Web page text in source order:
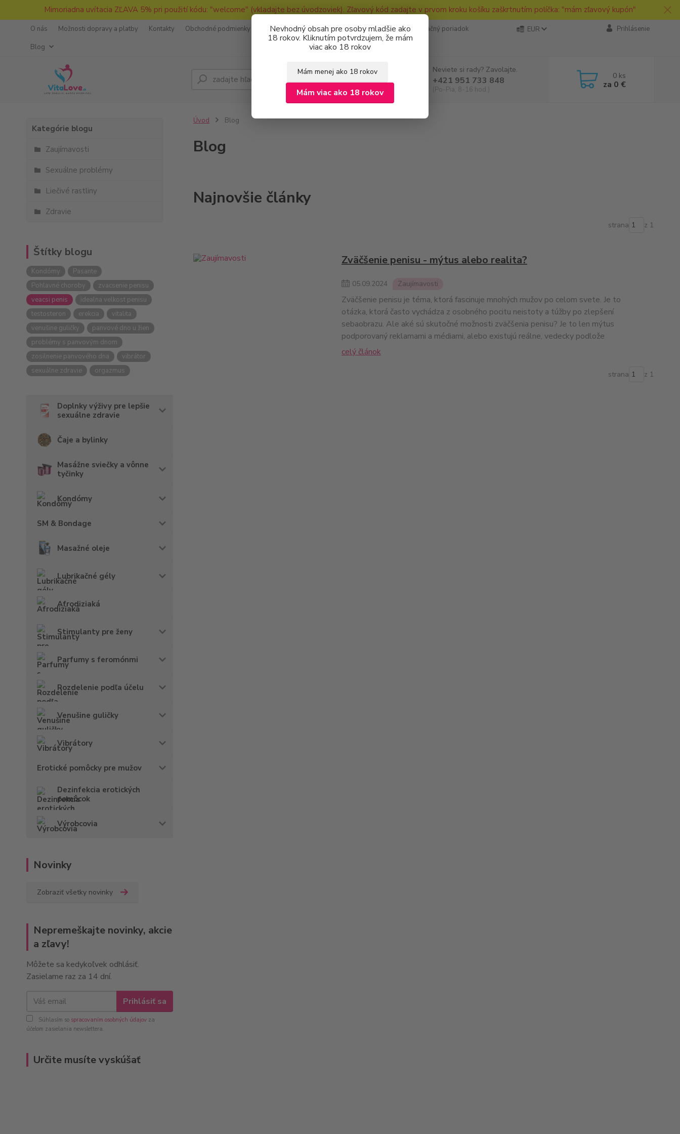
Mimoriadna uvítacia ZĽAVA 5% pri použití kódu: "welcome" (vkladajte bez úvodzoviek). Zľavový kód zadajte v prvom kroku košíku zaškrtnutím políčka: "mám zľavový kupón"
Nevhodný obsah pre osoby mladšie ako
18 rokov. Kliknutím potvrdzujem, že mám
viac ako 18 rokov
Mám menej ako 18 rokov
Mám viac ako 18 rokov
O nás Možnosti dopravy a platby Kontakty Obchodné podmienky Ako nakupovať Ochrana osobných údajov
Reklamačný poriadok
Blog
EUR Prihlásenie
Neviete si rady? Zavolajte.
+421 951 733 848
(Po-Pia, 8-16 hod.)
0 ks
za 0 €
Kategórie blogu
Zaujímavosti
Sexuálne problémy
Liečivé rastliny
Zdravie
Štítky blogu
Kondómy
Pasante
Pohlavné choroby
zvacsenie penisu
veacsi penis
idealna velkost penisu
testosteron
erekcia
vitalita
venušine guličky
panvové dno u žien
problémy s panvovým dnom
zosilnenie panvového dna
vibrátor
sexuálne zdravie
orgazmus
Doplnky výživy pre lepšie
sexuálne zdravie
Čaje a bylinky
Masážne sviečky a vônne
tyčinky
Kondómy
SM & Bondage
Masažné oleje
Lubrikačné gély
Afrodiziaká
Stimulanty pre ženy
Parfumy s feromónmi
Rozdelenie podľa účelu
Venušine guličky
Vibrátory
Erotické pomôcky pre mužov
Dezinfekcia erotických
pomôcok
Výrobcovia
Novinky
Zobraziť všetky novinky
Nepremeškajte novinky, akcie
a zľavy!
Môžete sa kedykoľvek odhlásiť.
Zasielame raz za 14 dní.
Prihlásiť sa
Súhlasím so spracovaním osobných údajov za
účelom zasielania newslettera.
Určite musíte vyskúšať
Úvod Blog
Blog
Najnovšie články
strana z 1
Zväčšenie penisu - mýtus alebo realita?
05.09.2024 Zaujímavosti
Zväčšenie penisu je téma, ktorá fascinuje mnohých mužov po celom svete. Je to
otázka, ktorá často vychádza z osobného pocitu neistoty a túžby po zlepšení
sebaobrazu. Ale aké sú skutočné možnosti zväčšenia penisu? Je to len mýtus
podporovaný reklamami a médiami, alebo existujú reálne, vedecky podlože
celý článok
strana z 1